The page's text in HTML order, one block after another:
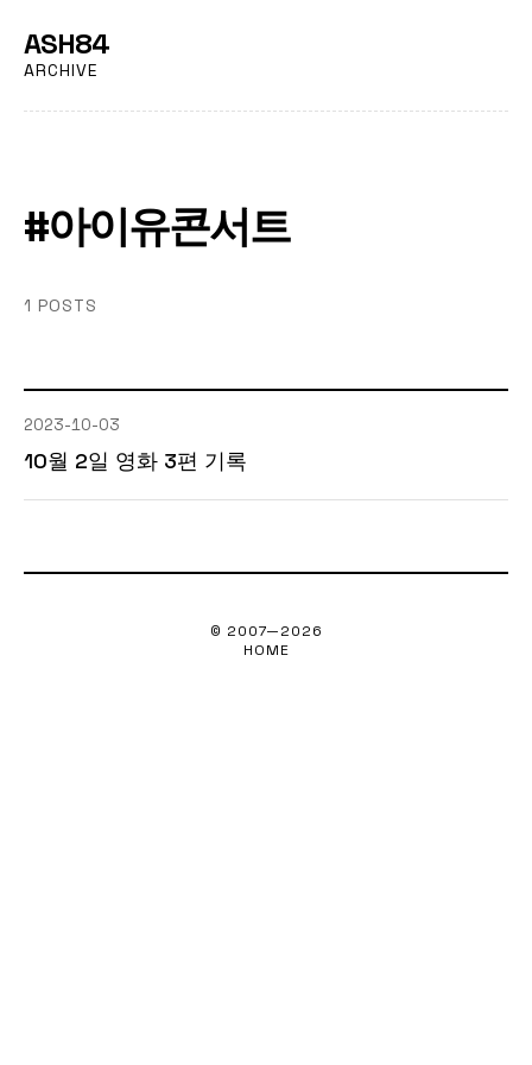
ASH84
ARCHIVE
#아이유콘서트
1 POSTS
2023-10-03
10월 2일 영화 3편 기록
© 2007—2026
HOME